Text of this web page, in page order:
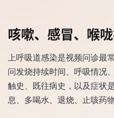
咳嗽、感冒、喉
上呼吸道感染是视频问诊最
问发烧持续时间、呼吸情况
触史、既往病史，以及症状
息、多喝水、退烧、止咳药